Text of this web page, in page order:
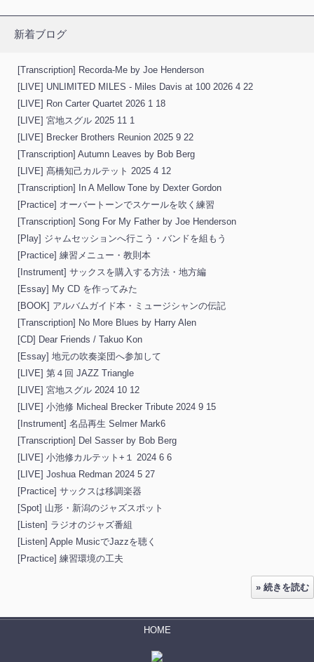
新着ブログ
[Transcription] Recorda-Me by Joe Henderson
[LIVE] UNLIMITED MILES - Miles Davis at 100 2026 4 22
[LIVE] Ron Carter Quartet 2026 1 18
[LIVE] 宮地スグル 2025 11 1
[LIVE] Brecker Brothers Reunion 2025 9 22
[Transcription] Autumn Leaves by Bob Berg
[LIVE] 髙橋知己カルテット 2025 4 12
[Transcription] In A Mellow Tone by Dexter Gordon
[Practice] オーバートーンでスケールを吹く練習
[Transcription] Song For My Father by Joe Henderson
[Play] ジャムセッションへ行こう・バンドを組もう
[Practice] 練習メニュー・教則本
[Instrument] サックスを購入する方法・地方編
[Essay] My CD を作ってみた
[BOOK] アルバムガイド本・ミュージシャンの伝記
[Transcription] No More Blues by Harry Alen
[CD] Dear Friends / Takuo Kon
[Essay] 地元の吹奏楽団へ参加して
[LIVE] 第４回 JAZZ Triangle
[LIVE] 宮地スグル 2024 10 12
[LIVE] 小池修 Micheal Brecker Tribute 2024 9 15
[Instrument] 名品再生 Selmer Mark6
[Transcription] Del Sasser by Bob Berg
[LIVE] 小池修カルテット+１ 2024 6 6
[LIVE] Joshua Redman 2024 5 27
[Practice] サックスは移調楽器
[Spot] 山形・新潟のジャズスポット
[Listen] ラジオのジャズ番組
[Listen] Apple MusicでJazzを聴く
[Practice] 練習環境の工夫
» 続きを読む
HOME